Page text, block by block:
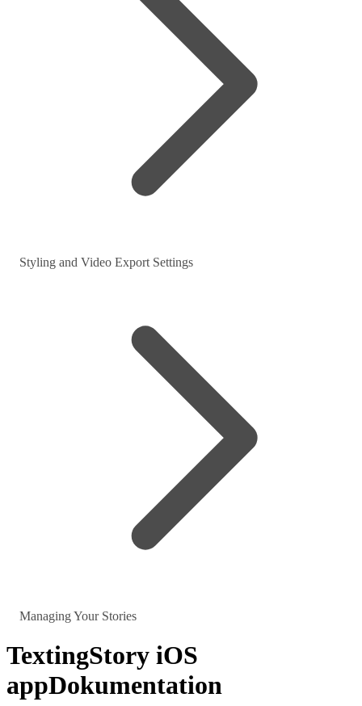
Styling and Video Export Settings
Managing Your Stories
TextingStory iOS
appDokumentation